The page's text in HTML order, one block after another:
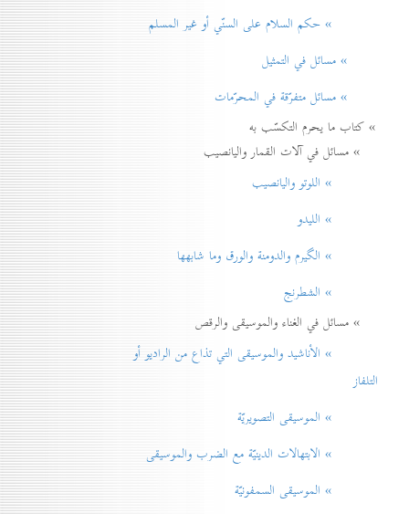
» حكم السلام علی السنّي أو غير المسلم
» مسائل في التمثيل
» مسائل متفرّقة في المحرّمات
» كتاب ما يحرم التكسّب به
» مسائل في آلات القمار واليانصيب
» اللوتو واليانصيب
» الليدو
» الگيرم والدومنة والورق وما شابهها
» الشطرنج
» مسائل في الغناء والموسيقى والرقص
» الأناشيد والموسيقی التي تذاع من الراديو أو
التلفاز
» الموسيقى التصويريّة
» الابتهالات الدينيّة مع الضرب والموسيقى
» الموسيقى السمفونيّة